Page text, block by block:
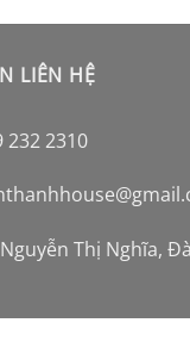
LIÊN HỆ
232 2310
Thị Nghĩa,